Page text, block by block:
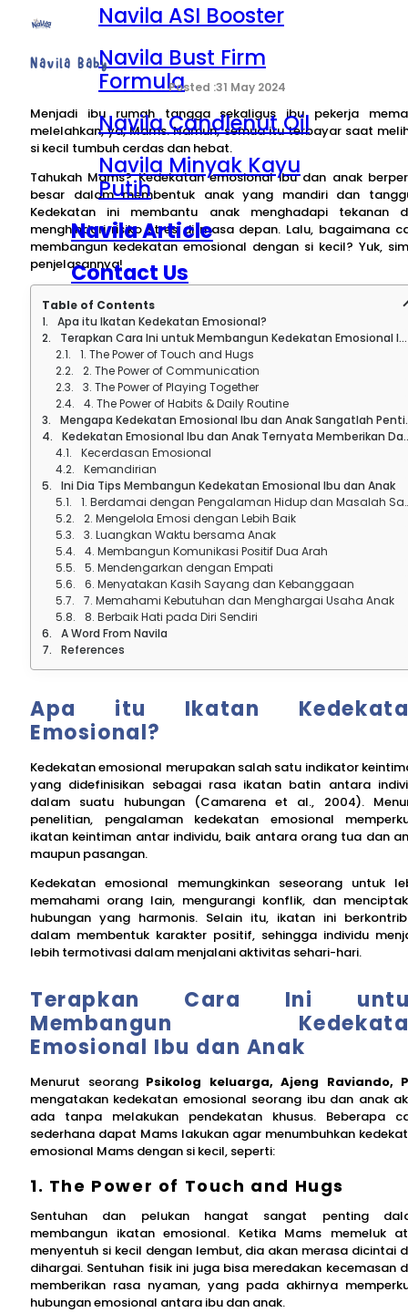
Navila ASI Booster
Navila Bust Firm
Formula
Navila Candlenut Oil
Navila Minyak Kayu
Putih
Navila Article
Contact Us
About Navila
Navila Baby
31 May 2024
Menjadi ibu rumah tangga sekaligus ibu pekerja
melelahkan, ya, Mams. Namun, semua itu terbayar saat
si kecil tumbuh cerdas dan hebat.
Tahukah Mams? Kedekatan emosional ibu dan anak
besar dalam membentuk anak yang mandiri dan
Kedekatan ini membantu anak menghadapi tekanan
menghindari risiko stres di masa depan. Lalu, bagaimana
membangun kedekatan emosional dengan si kecil? Yuk,
penjelasannya!
Table of Contents
Apa itu Ikatan Kedekatan Emosional?
Terapkan Cara Ini untuk Membangun Kedekatan Emosional Ibu dan Anak
1. The Power of Touch and Hugs
2. The Power of Communication
3. The Power of Playing Together
4. The Power of Habits & Daily Routine
Mengapa Kedekatan Emosional Ibu dan Anak Sangatlah Penting?
Kedekatan Emosional Ibu dan Anak Ternyata Memberikan Dampak Kecerdasan Emosional dan Kemandirian Sejak Dini, Lho
Kecerdasan Emosional
Kemandirian
Ini Dia Tips Membangun Kedekatan Emosional Ibu dan Anak
1. Berdamai dengan Pengalaman Hidup dan Masalah Saat Ini
2. Mengelola Emosi dengan Lebih Baik
3. Luangkan Waktu bersama Anak
4. Membangun Komunikasi Positif Dua Arah
5. Mendengarkan dengan Empati
6. Menyatakan Kasih Sayang dan Kebanggaan
7. Memahami Kebutuhan dan Menghargai Usaha Anak
8. Berbaik Hati pada Diri Sendiri
A Word From Navila
References
Apa itu Ikatan
Emosional?
Kedekatan emosional merupakan salah satu indikator
yang didefinisikan sebagai rasa ikatan batin antara
dalam suatu hubungan (Camarena et al., 2004).
penelitian, pengalaman kedekatan emosional
ikatan keintiman antar individu, baik antara orang tua dan
maupun pasangan.
Kedekatan emosional memungkinkan seseorang untuk
memahami orang lain, mengurangi konflik, dan
hubungan yang harmonis. Selain itu, ikatan ini
dalam membentuk karakter positif, sehingga individu
lebih termotivasi dalam menjalani aktivitas sehari-hari.
Terapkan Cara Ini
Membangun
Emosional Ibu dan Anak
Menurut seorang Psikolog keluarga, Ajeng Raviando,
mengatakan kedekatan emosional seorang ibu dan anak
ada tanpa melakukan pendekatan khusus. Beberapa
sederhana dapat Mams lakukan agar menumbuhkan
emosional Mams dengan si kecil, seperti:
1. The Power of Touch and Hugs
Sentuhan dan pelukan hangat sangat penting
membangun ikatan emosional. Ketika Mams memeluk
menyentuh si kecil dengan lembut, dia akan merasa dicintai
dihargai. Sentuhan fisik ini juga bisa meredakan kecemasan
memberikan rasa nyaman, yang pada akhirnya
hubungan emosional antara ibu dan anak.